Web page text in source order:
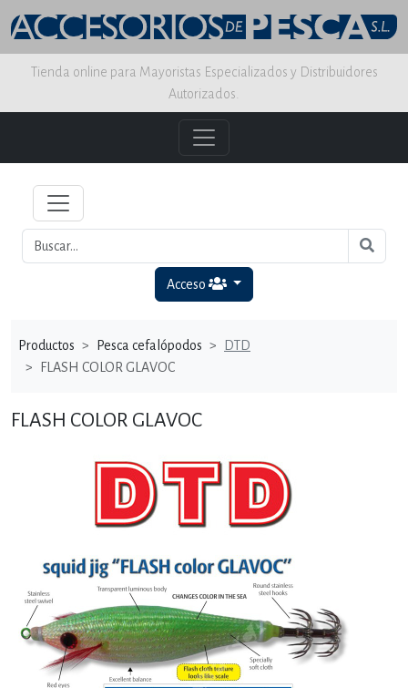
Tienda online para Mayoristas Especializados y Distribuidores
Autorizados.
Acceso
Productos Pesca cefalópodos
DTD
FLASH COLOR GLAVOC
FLASH COLOR GLAVOC